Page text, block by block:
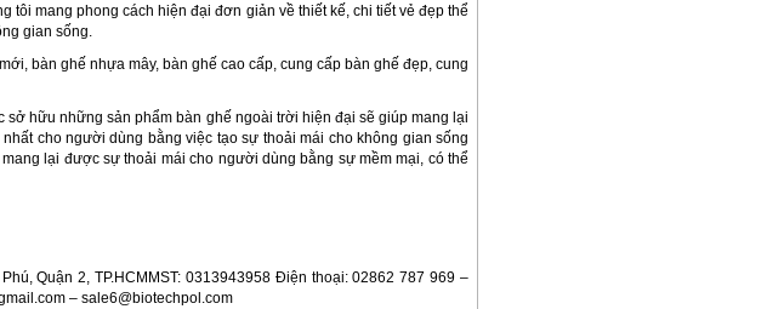
tôi mang phong cách hiện đại đơn giản về thiết kế, chi tiết vẻ đẹp thể
gian sống.
hữu những sản phẩm bàn ghế ngoài trời hiện đại sẽ giúp mang lại
cho người dùng bằng việc tạo sự thoải mái cho không gian sống
lại được sự thoải mái cho người dùng bằng sự mềm mại, có thể
Quận 2, TP.HCMMST: 0313943958 Điện thoại: 02862 787 969 –
– sale6@biotechpol.com